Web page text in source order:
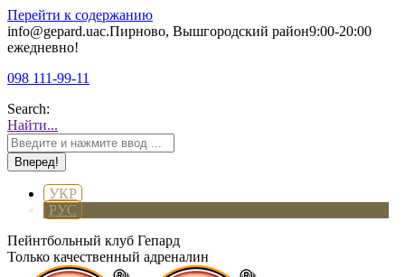
Перейти к содержанию
info@gepard.uaс.Пирново, Вышгородский район9:00-20:00
ежедневно!
098 111-99-11
Search:
Найти...
УКР
РУС
Пейнтбольный клуб Гепард
Только качественный адреналин